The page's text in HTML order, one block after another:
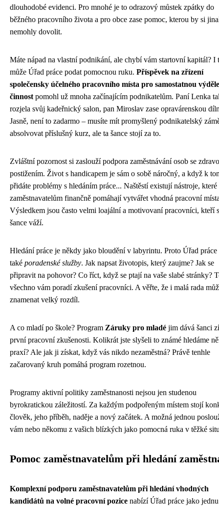
dlouhodobé evidenci. Pro mnohé je to odrazový můstek zpátky do
běžného pracovního života a pro obce zase pomoc, kterou by si
nemohly dovolit.
Máte nápad na vlastní podnikání, ale chybí vám startovní kapitál? I
může Úřad práce podat pomocnou ruku. Příspěvek na zřízení
společensky účelného pracovního místa pro samostatnou
činnost pomohl už mnoha začínajícím podnikatelům. Paní Lenka
rozjela svůj kadeřnický salon, pan Miroslav zase opravárenskou
Jasně, není to zadarmo – musíte mít promyšlený podnikatelský
absolvovat příslušný kurz, ale ta šance stojí za to.
Zvláštní pozornost si zaslouží podpora zaměstnávání osob se
postižením. Život s handicapem je sám o sobě náročný, a když k
přidáte problémy s hledáním práce... Naštěstí existují nástroje, které
zaměstnavatelům finančně pomáhají vytvářet vhodná pracovní
Výsledkem jsou často velmi loajální a motivovaní pracovníci, kteří
šance váží.
Hledání práce je někdy jako bloudění v labyrintu. Proto Úřad práce
také poradenské služby. Jak napsat životopis, který zaujme? Jak se
připravit na pohovor? Co říct, když se ptají na vaše slabé stránky?
všechno vám poradí zkušení pracovníci. A věřte, že i malá rada
znamenat velký rozdíl.
A co mladí po škole? Program Záruky pro mladé jim dává šanci
první pracovní zkušenosti. Kolikrát jste slyšeli to známé hledáme
praxí? Ale jak ji získat, když vás nikdo nezaměstná? Právě tenhle
začarovaný kruh pomáhá program rozetnou.
Programy aktivní politiky zaměstnanosti nejsou jen studenou
byrokratickou záležitostí. Za každým podpořeným místem stojí
člověk, jeho příběh, naděje a nový začátek. A možná jednou
vám nebo někomu z vašich blízkých jako pomocná ruka v těžké
Pomoc zaměstnavatelům při hledání
Komplexní podporu zaměstnavatelům při hledání vhodných
kandidátů na volné pracovní pozice nabízí Úřad práce jako